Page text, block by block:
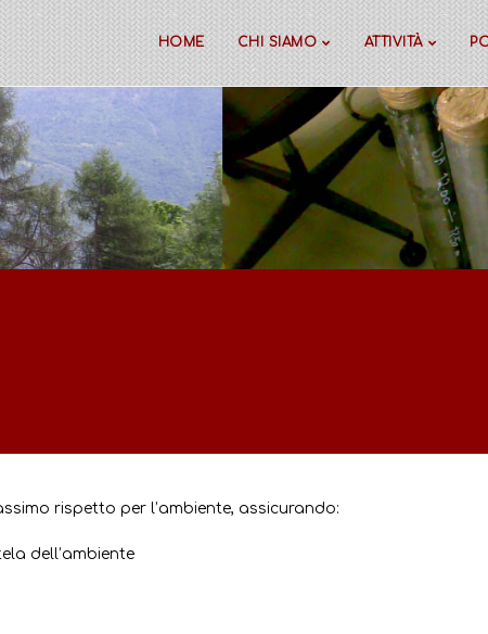
HOME CHI SIAMO ATTIVITÀ
rispetto per l’ambiente, assicurando:
dell’ambiente